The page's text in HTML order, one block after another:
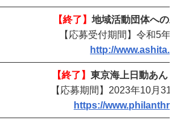
【終了】 地域活動団体への助
【応募受付期間】令和5年11
http://
【終了】 東京海上日動あんし
【応募期間】2023年10月31日
https://